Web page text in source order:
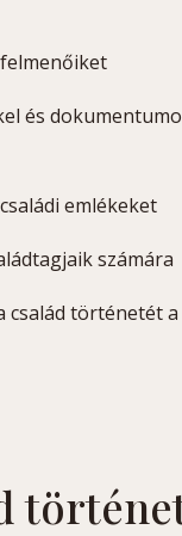
és
emlékeket
számára
történetét